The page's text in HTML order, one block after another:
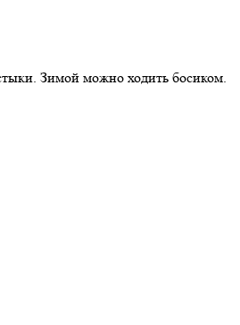
Зимой можно ходить босиком.